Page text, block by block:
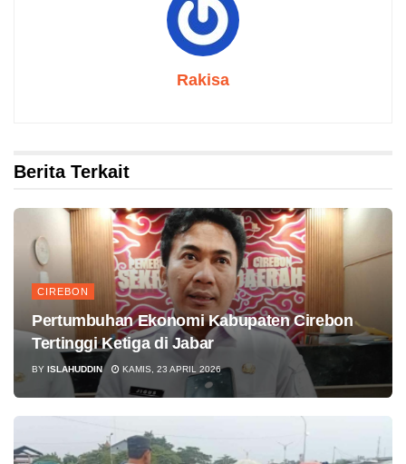
Rakisa
Berita Terkait
CIREBON
Pertumbuhan Ekonomi Kabupaten Cirebon
Tertinggi Ketiga di Jabar
BY ISLAHUDDIN KAMIS, 23 APRIL 2026